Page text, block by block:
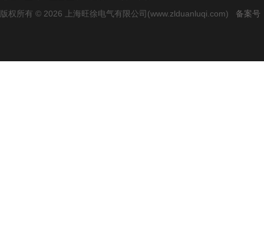
版权所有 © 2026 上海旺徐电气有限公司(www.zlduanluqi.com) 备案号